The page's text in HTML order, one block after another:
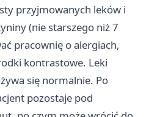
przyjmowanych leków i
(nie starszego niż 7
pracownię o alergiach,
kontrastowe. Leki
się normalnie. Po
pozostaje pod